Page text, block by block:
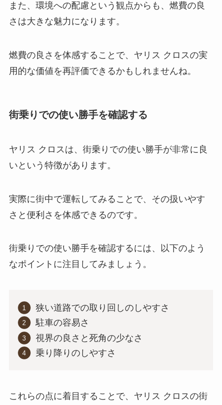
また、環境への配慮という観点からも、燃費の良
さは大きな魅力になります。
燃費の良さを体感することで、ヤリス クロスの実
用的な価値を再評価できるかもしれませんね。
街乗りでの使い勝手を確認する
ヤリス クロスは、街乗りでの使い勝手が非常に良
いという特徴があります。
実際に街中で運転してみることで、その扱いやす
さと便利さを体感できるのです。
街乗りでの使い勝手を確認するには、以下のよう
なポイントに注目してみましょう。
狭い道路での取り回しのしやすさ
駐車の容易さ
視界の良さと死角の少なさ
乗り降りのしやすさ
これらの点に着目することで、ヤリス クロスの街